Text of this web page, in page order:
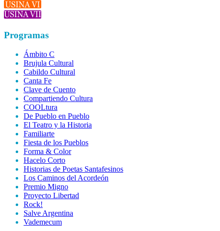
Programas
Ámbito C
Brujula Cultural
Cabildo Cultural
Canta Fe
Clave de Cuento
Compartiendo Cultura
COOLtura
De Pueblo en Pueblo
El Teatro y la Historia
Familiarte
Fiesta de los Pueblos
Forma & Color
Hacelo Corto
Historias de Poetas Santafesinos
Los Caminos del Acordeón
Premio Migno
Proyecto Libertad
Rock!
Salve Argentina
Vademecum